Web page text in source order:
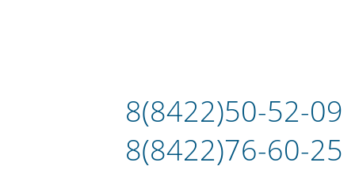
8(8422)50-52-09
8(8422)76-60-25